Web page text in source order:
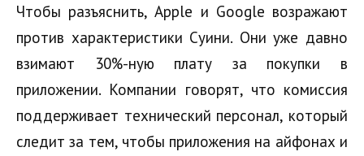
Чтобы разъяснить, Apple и Google возражают
против характеристики Суини. Они уже давно
взимают 30%-ную плату за покупки в
приложении. Компании говорят, что комиссия
поддерживает технический персонал, который
следит за тем, чтобы приложения на айфонах и